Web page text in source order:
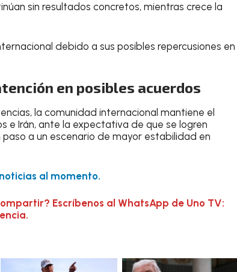
sin resultados concretos, mientras crece la
debido a sus posibles repercusiones en
en posibles acuerdos
la comunidad internacional mantiene el
e Irán, ante la expectativa de que se logren
a un escenario de mayor estabilidad en
al momento.
Escríbenos al WhatsApp de Uno TV: